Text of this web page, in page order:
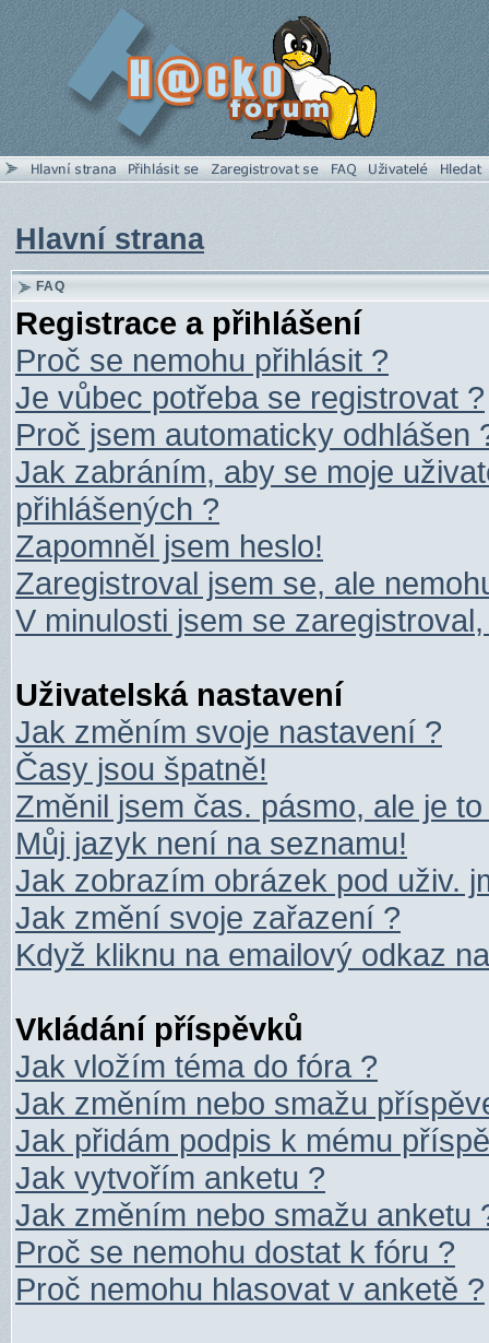
Hlavní strana
FAQ
Registrace a přihlášení
Proč se nemohu přihlásit ?
Je vůbec potřeba se registrovat ?
Proč jsem automaticky odhlášen
Jak zabráním, aby se moje
přihlášených ?
Zapomněl jsem heslo!
Zaregistroval jsem se, ale
V minulosti jsem se
Uživatelská nastavení
Jak změním svoje nastavení ?
Časy jsou špatně!
Změnil jsem čas. pásmo, ale je
Můj jazyk není na seznamu!
Jak zobrazím obrázek pod uživ.
Jak změní svoje zařazení ?
Když kliknu na emailový odkaz
Vkládání příspěvků
Jak vložím téma do fóra ?
Jak změním nebo smažu
Jak přidám podpis k mému
Jak vytvořím anketu ?
Jak změním nebo smažu anketu
Proč se nemohu dostat k fóru ?
Proč nemohu hlasovat v anketě ?